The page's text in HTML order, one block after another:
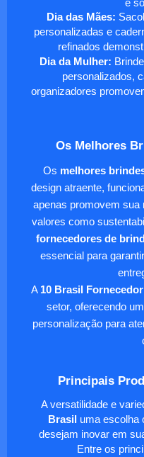
e
Dia das Mães:
personalizadas e
refinados
Dia da Mulher:
personalizados,
organizadores
Os Melhores
Os melhores
design atraente,
apenas promovem
valores como
fornecedores de
essencial para
A 10 Brasil
setor, oferecendo
personalização para
Principais
A versatilidade e
Brasil uma escolha
desejam inovar em
Entre os